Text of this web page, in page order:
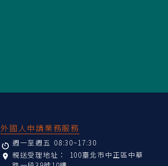
外國人申請業務服務
週一至週五 08:30~17:30
親送受理地址：
100臺北市中正區中華